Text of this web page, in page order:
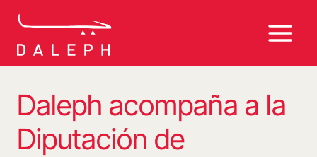
Daleph acompaña a la
Diputación de